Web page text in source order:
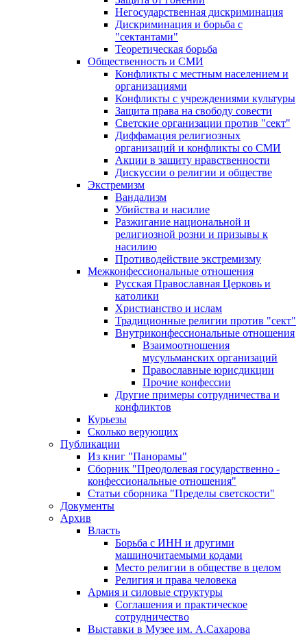
Негосударственная дискриминация
Дискриминация и борьба с
"сектантами"
Теоретическая борьба
Общественность и СМИ
Конфликты с местным населением и
организациями
Конфликты с учреждениями культуры
Защита права на свободу совести
Светские организации против "сект"
Диффамация религиозных
организаций и конфликты со СМИ
Акции в защиту нравственности
Дискуссии о религии и обществе
Экстремизм
Вандализм
Убийства и насилие
Разжигание национальной и
религиозной розни и призывы к
насилию
Противодействие экстремизму
Межконфессиональные отношения
Русская Православная Церковь и
католики
Христианство и ислам
Традиционные религии против "сект"
Внутриконфессиональные отношения
Взаимоотношения
мусульманских организаций
Православные юрисдикции
Прочие конфессии
Другие примеры сотрудничества и
конфликтов
Курьезы
Сколько верующих
Публикации
Из книг "Панорамы"
Сборник "Преодолевая государственно -
конфессиональные отношения"
Статьи сборника "Пределы светскости"
Документы
Архив
Власть
Борьба с ИНН и другими
машиночитаемыми кодами
Место религии в обществе в целом
Религия и права человека
Армия и силовые структуры
Соглашения и практическое
сотрудничество
Выставки в Музее им. А.Сахарова